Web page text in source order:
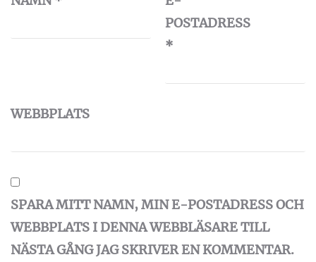
POSTADRESS
*
WEBBPLATS
SPARA MITT NAMN, MIN E-POSTADRESS OCH
WEBBPLATS I DENNA WEBBLÄSARE TILL
NÄSTA GÅNG JAG SKRIVER EN KOMMENTAR.